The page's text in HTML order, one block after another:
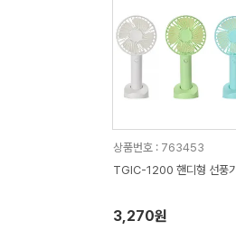
상품번호 : 763453
TGIC-1200 핸디형 선풍기
3,270원